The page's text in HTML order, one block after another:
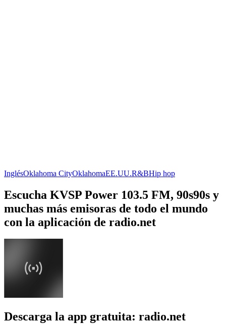
InglésOklahoma CityOklahomaEE.UU.R&BHip hop
Escucha KVSP Power 103.5 FM, 90s90s y
muchas más emisoras de todo el mundo
con la aplicación de radio.net
Descarga la app gratuita: radio.net